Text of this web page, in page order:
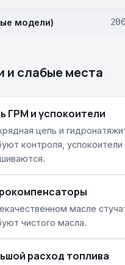
модели)
и слабые места
ГРМ и успокоители
цепь и
контроля, успокоители
масле
чистого масла.
расход топлива